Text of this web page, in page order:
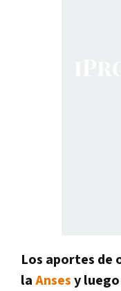
Los aportes de
laAnsesy